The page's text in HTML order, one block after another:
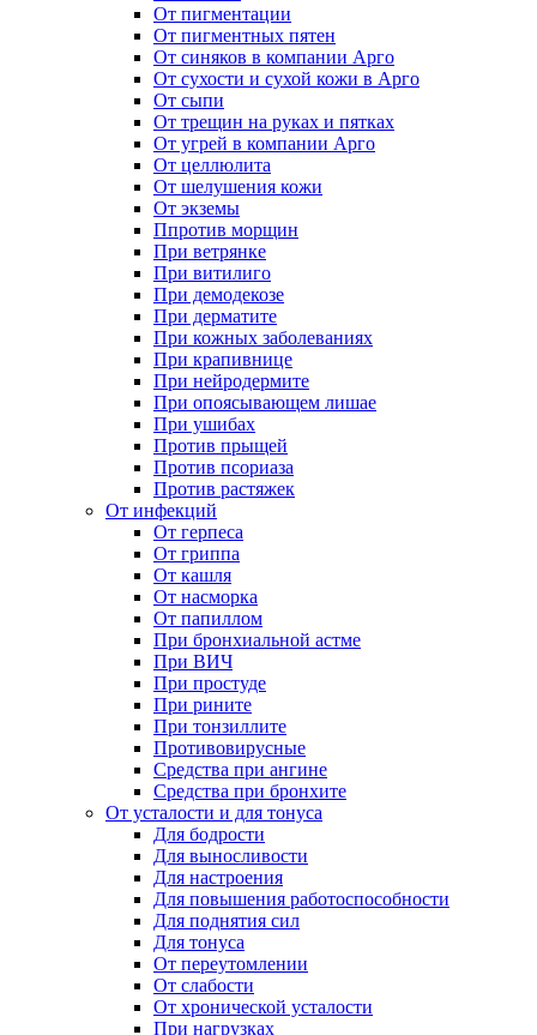
От пигментации
От пигментных пятен
От синяков в компании Арго
От сухости и сухой кожи в Арго
От сыпи
От трещин на руках и пятках
От угрей в компании Арго
От целлюлита
От шелушения кожи
От экземы
Ппротив морщин
При ветрянке
При витилиго
При демодекозе
При дерматите
При кожных заболеваниях
При крапивнице
При нейродермите
При опоясывающем лишае
При ушибах
Против прыщей
Против псориаза
Против растяжек
От инфекций
От герпеса
От гриппа
От кашля
От насморка
От папиллом
При бронхиальной астме
При ВИЧ
При простуде
При рините
При тонзиллите
Противовирусные
Средства при ангине
Средства при бронхите
От усталости и для тонуса
Для бодрости
Для выносливости
Для настроения
Для повышения работоспособности
Для поднятия сил
Для тонуса
От переутомлении
От слабости
От хронической усталости
При нагрузках